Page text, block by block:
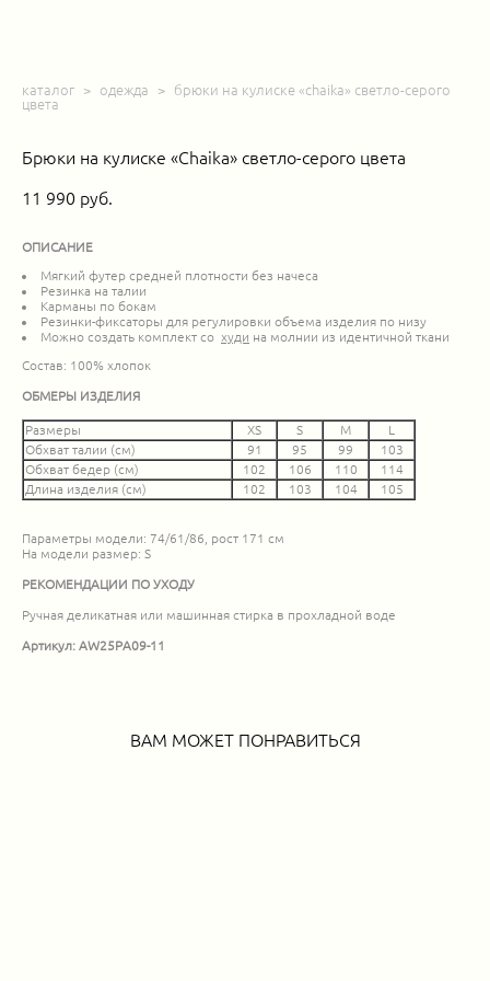
каталог > одежда > брюки на кулиске «chaika» светло-серого
цвета
Брюки на кулиске «Chaika» светло-серого цвета
11 990 pуб.
ОПИСАНИЕ
Мягкий футер средней плотности без начеса
Резинка на талии
Карманы по бокам
Резинки-фиксаторы для регулировки объема изделия по низу
Можно создать комплект со худи на молнии из идентичной ткани
Состав: 100% хлопок
ОБМЕРЫ ИЗДЕЛИЯ
Размеры XS S M
L
Обхват талии (см)
91 95 99
103
Обхват бедер (см)
102 106 110
114
Длина изделия (см)
102 103 104 105
Параметры модели: 74/61/86, рост 171 см
На модели размер: S
РЕКОМЕНДАЦИИ ПО УХОДУ
Ручная деликатная или машинная стирка в прохладной воде
Артикул: AW25PA09-11
ВАМ МОЖЕТ ПОНРАВИТЬСЯ